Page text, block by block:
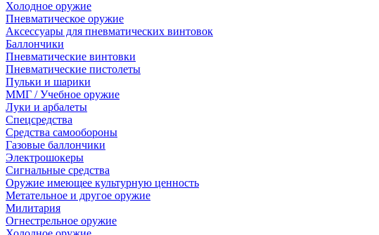
Холодное оружие
Пневматическое оружие
Аксессуары для пневматических винтовок
Баллончики
Пневматические винтовки
Пневматические пистолеты
Пульки и шарики
ММГ / Учебное оружие
Луки и арбалеты
Спецсредства
Средства самообороны
Газовые баллончики
Электрошокеры
Сигнальные средства
Оружие имеющее культурную ценность
Метательное и другое оружие
Милитария
Огнестрельное оружие